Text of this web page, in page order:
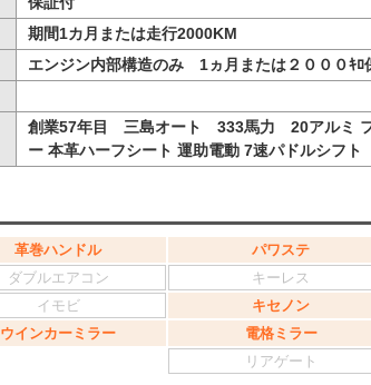
期間1カ月または走行2000KM
エンジン内部構造のみ 1ヵ月または２０００ｷﾛ
創業57年目 三島オート 333馬力 20アルミ フ
ー 本革ハーフシート 運助電動 7速パドルシ
革巻ハンドル パワステ
ダブルエアコン
キーレス
イモビ
キセノン
ウインカーミラー
電格ミラー
リアゲート